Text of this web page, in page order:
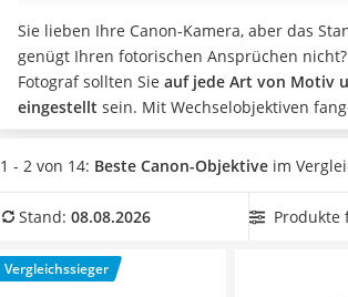
Powerstation mit Solarpanel
Gaming-PC
Soundbar
17-Zoll-Laptop
Satellitenschüssel
Gaming-Headset
Tablets unter 200 Euro
Lichtwecker
Acer Aspire
Sie lieben Ihre Canon-Kamera, aber das
genügt Ihren fotorischen Ansprüchen
Fotograf sollten Sie auf jede Art von Motiv
eingestellt sein. Mit Wechselobjektiven
Moment passend ein. Tests zeigen
Wetterfestigkeit der Objektive. Wollen Sie
unserer Vergleichstabelle ein
wetterfestes
besonders das Modell
seinen Eigenschaften.
1 - 2 von 14: Beste Canon-Objektive im
Stand: 08.08.2026 Produkte
Vergleichssieger